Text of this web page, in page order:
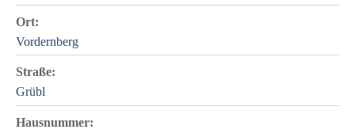
Ort:
Vordernberg
Straße:
Grübl
Hausnummer: